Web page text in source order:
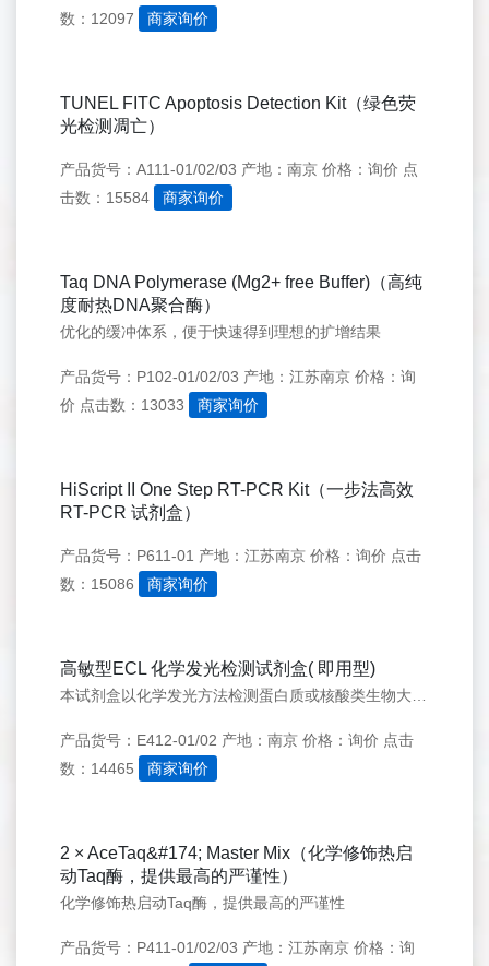
数：12097
商家询价
TUNEL FITC Apoptosis Detection Kit（绿色荧
光检测凋亡）
产品货号：A111-01/02/03 产地：南京 价格：询价 点
击数：15584
商家询价
Taq DNA Polymerase (Mg2+ free Buffer)（高纯
度耐热DNA聚合酶）
优化的缓冲体系，便于快速得到理想的扩增结果
产品货号：P102-01/02/03 产地：江苏南京 价格：询
价 点击数：13033 商家询价
HiScript II One Step RT-PCR Kit（一步法高效
RT-PCR 试剂盒）
产品货号：P611-01 产地：江苏南京 价格：询价 点击
数：15086
商家询价
高敏型ECL 化学发光检测试剂盒( 即用型)
产品货号：E412-01/02 产地：南京 价格：询价 点击
数：14465
商家询价
2 × AceTaq&#174; Master Mix（化学修饰热启
动Taq酶，提供最高的严谨性）
化学修饰热启动Taq酶，提供最高的严谨性
产品货号：P411-01/02/03 产地：江苏南京 价格：询